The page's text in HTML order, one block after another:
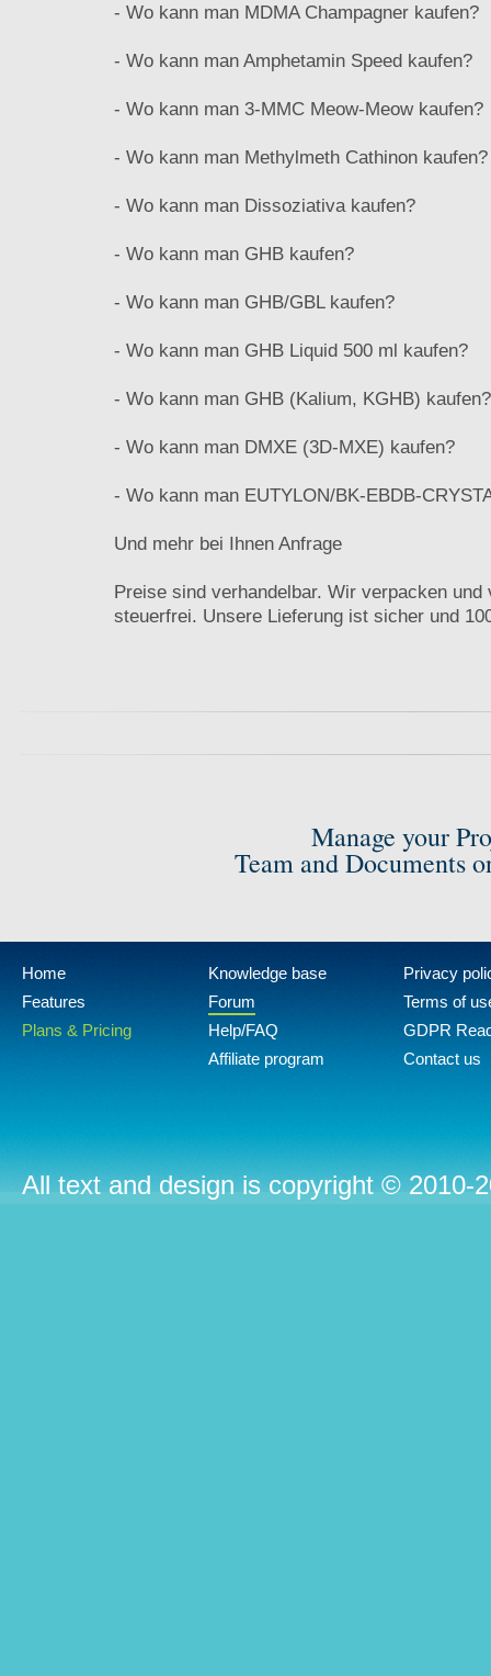
- Wo kann man MDMA Champagner kaufen?
- Wo kann man Amphetamin Speed ​​kaufen?
- Wo kann man 3-MMC Meow-Meow kaufen?
- Wo kann man Methylmeth Cathinon kaufen?
- Wo kann man Dissoziativa kaufen?
- Wo kann man GHB kaufen?
- Wo kann man GHB/GBL kaufen?
- Wo kann man GHB Liquid 500 ml kaufen?
- Wo kann man GHB (Kalium, KGHB) kaufen?
- Wo kann man DMXE (3D-MXE) kaufen?
- Wo kann man EUTYLON/BK-EBDB-
Und mehr bei Ihnen Anfrage
Preise sind verhandelbar. Wir verpacken und
steuerfrei. Unsere Lieferung ist sicher und
Manage your
Team and Documents
Home
Features
Plans & Pricing
Knowledge base
Forum
Help/FAQ
Affiliate program
Privacy
Terms of
GDPR
Contact us
All text and design is copyright © 2010-